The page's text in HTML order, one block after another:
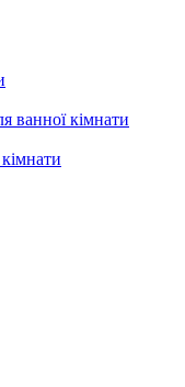
ванної кімнати